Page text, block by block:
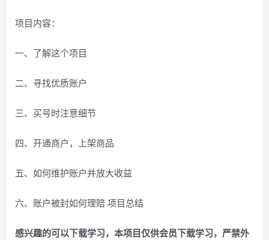
项目内容：
一、了解这个项目
二、寻找优质账户
三、买号时注意细节
四、开通商户，上架商品
五、如何维护账户并放大收益
六、账户被封如何理赔 项目总结
感兴趣的可以下载学习，本项目仅供会员下载学习，严禁外